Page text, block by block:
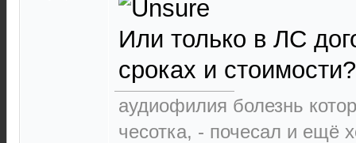
Или только в ЛС
сроках и стоимости?
аудиофилия болезнь
чесотка, - почесал и ещё